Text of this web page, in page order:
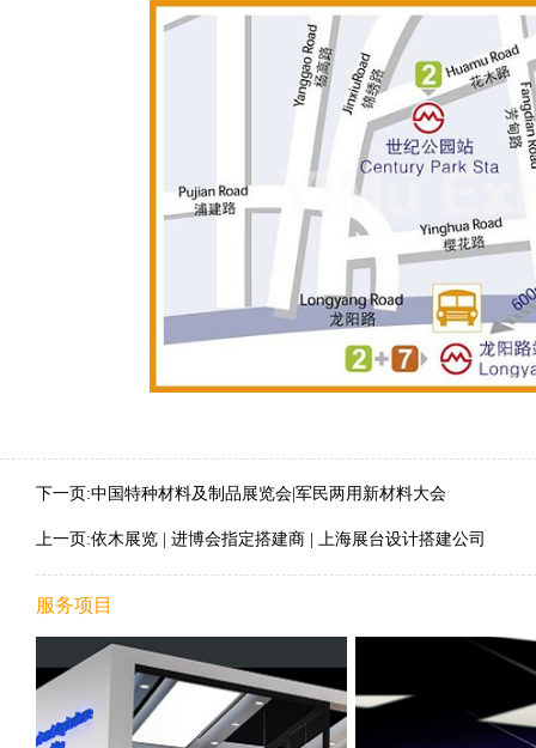
下一页:中国特种材料及制品展览会|军民两用新材料大会
上一页:依木展览 | 进博会指定搭建商 | 上海展台设计搭建公司
服务项目